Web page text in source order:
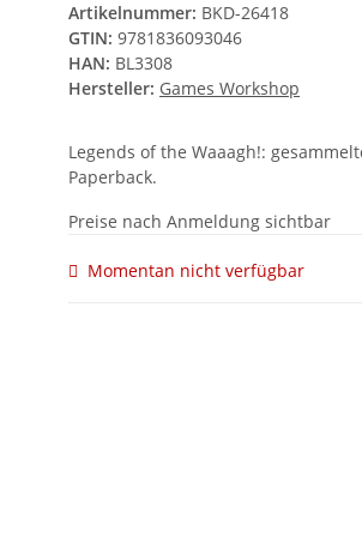
Artikelnummer: BKD-26418
GTIN: 9781836093046
HAN: BL3308
Hersteller: Games Workshop
Legends of the Waaagh!:
Paperback.
Preise nach Anmeldung sichtbar
Momentan nicht verfügbar